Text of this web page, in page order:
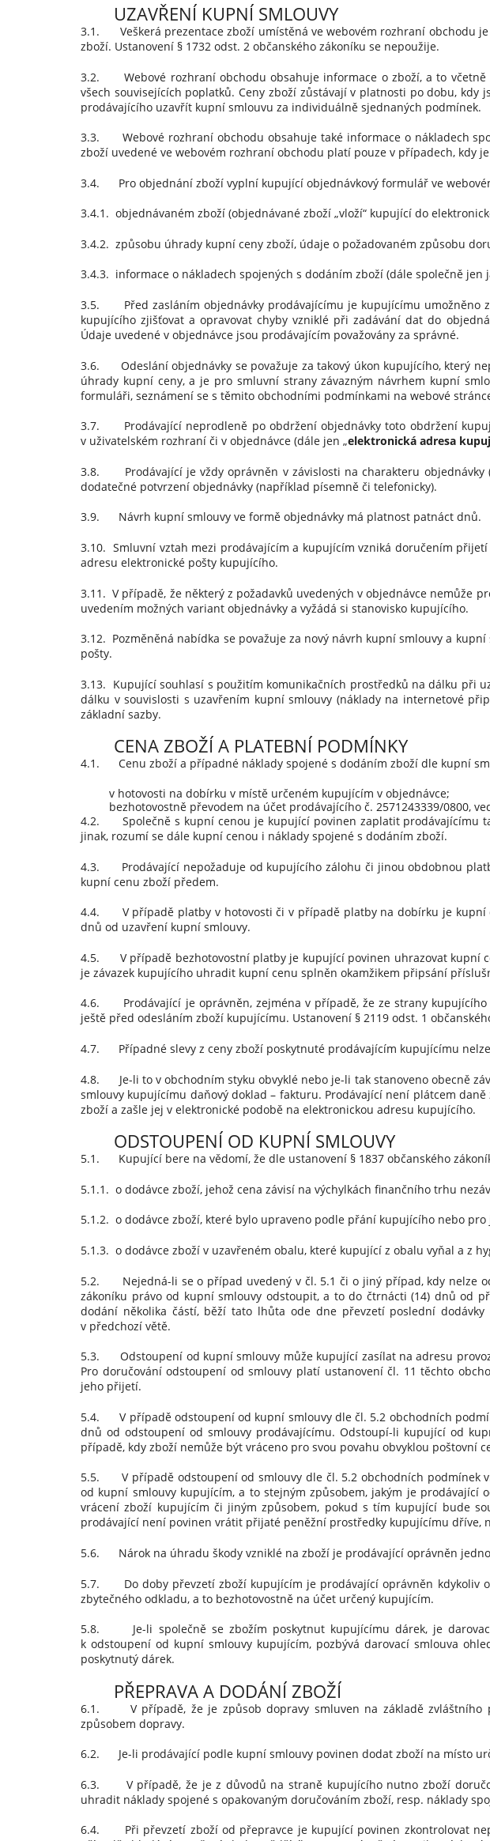
UZAVŘENÍ KUPNÍ SMLOUVY
3.1. Veškerá prezentace zboží umístěná ve webovém rozhraní obchodu
zboží. Ustanovení § 1732 odst. 2 občanského zákoníku se nepoužije.
3.2. Webové rozhraní obchodu obsahuje informace o zboží, a to včetně
všech souvisejících poplatků. Ceny zboží zůstávají v platnosti po dobu,
prodávajícího uzavřít kupní smlouvu za individuálně sjednaných podmínek.
3.3. Webové rozhraní obchodu obsahuje také informace o nákladech
zboží uvedené ve webovém rozhraní obchodu platí pouze v případech, kdy
3.4. Pro objednání zboží vyplní kupující objednávkový formulář ve
3.4.1. objednávaném zboží (objednávané zboží „vloží“ kupující do
3.4.2. způsobu úhrady kupní ceny zboží, údaje o požadovaném způsobu
3.4.3. informace o nákladech spojených s dodáním zboží (dále společně jen
3.5. Před zasláním objednávky prodávajícímu je kupujícímu umožněno
kupujícího zjišťovat a opravovat chyby vzniklé při zadávání dat do
Údaje uvedené v objednávce jsou prodávajícím považovány za správné.
3.6. Odeslání objednávky se považuje za takový úkon kupujícího, který
úhrady kupní ceny, a je pro smluvní strany závazným návrhem kupní
formuláři, seznámení se s těmito obchodními podmínkami na webové
3.7. Prodávající neprodleně po obdržení objednávky toto obdržení
v uživatelském rozhraní či v objednávce (dále jen „elektronická adresa
3.8. Prodávající je vždy oprávněn v závislosti na charakteru objednávky
dodatečné potvrzení objednávky (například písemně či telefonicky).
3.9. Návrh kupní smlouvy ve formě objednávky má platnost patnáct dnů.
3.10. Smluvní vztah mezi prodávajícím a kupujícím vzniká doručením
adresu elektronické pošty kupujícího.
3.11. V případě, že některý z požadavků uvedených v objednávce nemůže
uvedením možných variant objednávky a vyžádá si stanovisko kupujícího.
3.12. Pozměněná nabídka se považuje za nový návrh kupní smlouvy a
pošty.
3.13. Kupující souhlasí s použitím komunikačních prostředků na dálku při
dálku v souvislosti s uzavřením kupní smlouvy (náklady na internetové
základní sazby.
CENA ZBOŽÍ A PLATEBNÍ PODMÍNKY
4.1. Cenu zboží a případné náklady spojené s dodáním zboží dle kupní
v hotovosti na dobírku v místě určeném kupujícím v objednávce;
bezhotovostně převodem na účet prodávajícího č. 2571243339/0800,
4.2. Společně s kupní cenou je kupující povinen zaplatit prodávajícímu
jinak, rozumí se dále kupní cenou i náklady spojené s dodáním zboží.
4.3. Prodávající nepožaduje od kupujícího zálohu či jinou obdobnou
kupní cenu zboží předem.
4.4. V případě platby v hotovosti či v případě platby na dobírku je kupní
dnů od uzavření kupní smlouvy.
4.5. V případě bezhotovostní platby je kupující povinen uhrazovat kupní
je závazek kupujícího uhradit kupní cenu splněn okamžikem připsání
4.6. Prodávající je oprávněn, zejména v případě, že ze strany kupujícího
ještě před odesláním zboží kupujícímu. Ustanovení § 2119 odst. 1
4.7. Případné slevy z ceny zboží poskytnuté prodávajícím kupujícímu
4.8. Je-li to v obchodním styku obvyklé nebo je-li tak stanoveno obecně
smlouvy kupujícímu daňový doklad – fakturu. Prodávající není plátcem
zboží a zašle jej v elektronické podobě na elektronickou adresu kupujícího.
ODSTOUPENÍ OD KUPNÍ SMLOUVY
5.1. Kupující bere na vědomí, že dle ustanovení § 1837 občanského
5.1.1. o dodávce zboží, jehož cena závisí na výchylkách finančního trhu
5.1.2. o dodávce zboží, které bylo upraveno podle přání kupujícího nebo pro
5.1.3. o dodávce zboží v uzavřeném obalu, které kupující z obalu vyňal a z
5.2. Nejedná-li se o případ uvedený v čl. 5.1 či o jiný případ, kdy nelze
zákoníku právo od kupní smlouvy odstoupit, a to do čtrnácti (14) dnů od
dodání několika částí, běží tato lhůta ode dne převzetí poslední
v předchozí větě.
5.3. Odstoupení od kupní smlouvy může kupující zasílat na adresu
Pro doručování odstoupení od smlouvy platí ustanovení čl. 11 těchto
jeho přijetí.
5.4. V případě odstoupení od kupní smlouvy dle čl. 5.2 obchodních
dnů od odstoupení od smlouvy prodávajícímu. Odstoupí-li kupující od
případě, kdy zboží nemůže být vráceno pro svou povahu obvyklou poštovní
5.5. V případě odstoupení od smlouvy dle čl. 5.2 obchodních podmínek
od kupní smlouvy kupujícím, a to stejným způsobem, jakým je
vrácení zboží kupujícím či jiným způsobem, pokud s tím kupující bude
prodávající není povinen vrátit přijaté peněžní prostředky kupujícímu dříve,
5.6. Nárok na úhradu škody vzniklé na zboží je prodávající oprávněn
5.7. Do doby převzetí zboží kupujícím je prodávající oprávněn kdykoliv
zbytečného odkladu, a to bezhotovostně na účet určený kupujícím.
5.8. Je-li společně se zbožím poskytnut kupujícímu dárek, je
k odstoupení od kupní smlouvy kupujícím, pozbývá darovací smlouva
poskytnutý dárek.
PŘEPRAVA A DODÁNÍ ZBOŽÍ
6.1. V případě, že je způsob dopravy smluven na základě zvláštního
způsobem dopravy.
6.2. Je-li prodávající podle kupní smlouvy povinen dodat zboží na místo
6.3. V případě, že je z důvodů na straně kupujícího nutno zboží
uhradit náklady spojené s opakovaným doručováním zboží, resp. náklady
6.4. Při převzetí zboží od přepravce je kupující povinen zkontrolovat